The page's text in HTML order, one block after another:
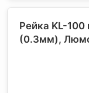
Рейка KL-
(0.3мм),